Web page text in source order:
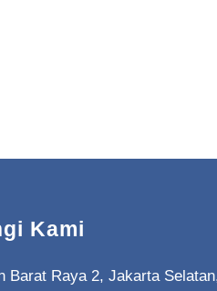
Kami
Barat Raya 2, Jakarta Selatan,